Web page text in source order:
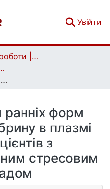
Увійти
Кваліфікаційні роботи | Qualifying works
| Master's theses
Дослідження ранніх форм розчинного фібрину в плазмі крові пацієнтів з посттравматичним стресовим розладом
форм
в плазмі
з
стресовим